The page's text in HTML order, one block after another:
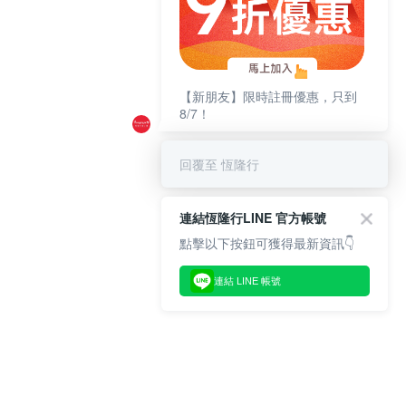
【新朋友】限時註冊優惠，只到
8/7！
回覆至 恆隆行
連結恆隆行LINE 官方帳號
點擊以下按鈕可獲得最新資訊👇
連結 LINE 帳號